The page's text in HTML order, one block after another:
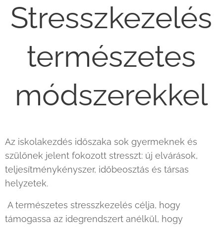
Stresszkezelés
természetes
módszerekkel
Az iskolakezdés időszaka sok gyermeknek és
szülőnek jelent fokozott stresszt: új elvárások,
teljesítménykényszer, időbeosztás és társas
helyzetek.
A természetes stresszkezelés célja, hogy
támogassa az idegrendszert anélkül, hogy